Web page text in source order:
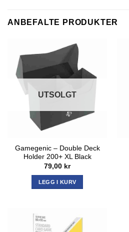
ANBEFALTE PRODUKTER
UTSOLGT
Gamegenic – Double Deck
Holder 200+ XL Black
79,00 kr
LEGG I KURV